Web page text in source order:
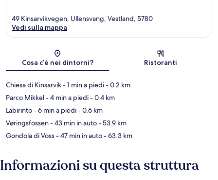
49 Kinsarvikvegen, Ullensvang, Vestland, 5780
Vedi sulla mappa
Cosa c’è nei dintorni? Ristoranti
Chiesa di Kinsarvik- 1 min a piedi- 0.2 km
Parco Mikkel- 4 min a piedi- 0.4 km
Labirinto- 6 min a piedi- 0.6 km
Vøringsfossen- 43 min in auto- 53.9 km
Gondola di Voss- 47 min in auto- 63.3 km
Informazioni su questa struttura